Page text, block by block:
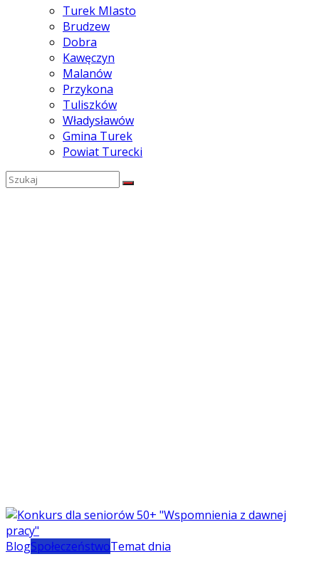
Turek MIasto
Brudzew
Dobra
Kawęczyn
Malanów
Przykona
Tuliszków
Władysławów
Gmina Turek
Powiat Turecki
BlogSpołeczeństwoTemat dnia